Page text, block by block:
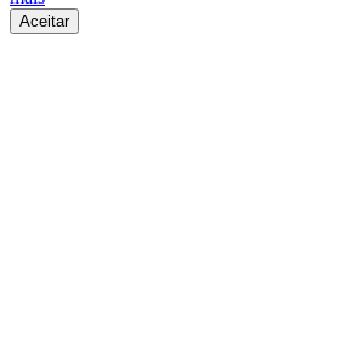
Aceitar